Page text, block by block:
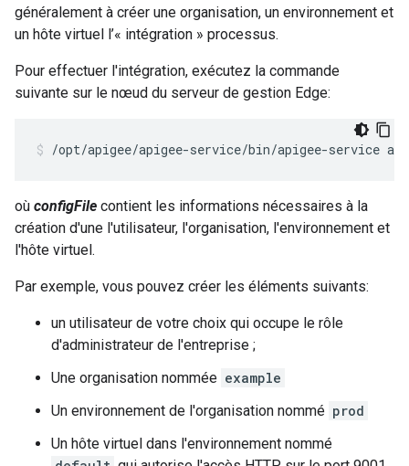
généralement à créer une organisation, un environnement et
un hôte virtuel l’« intégration » processus.
Pour effectuer l'intégration, exécutez la commande
suivante sur le nœud du serveur de gestion Edge:
/opt/apigee/apigee-service/bin/apigee-service
où configFile contient les informations nécessaires à la
création d'une l'utilisateur, l'organisation, l'environnement et
l'hôte virtuel.
Par exemple, vous pouvez créer les éléments suivants:
un utilisateur de votre choix qui occupe le rôle
d'administrateur de l'entreprise ;
Une organisation nommée example
Un environnement de l'organisation nommé prod
Un hôte virtuel dans l'environnement nommé